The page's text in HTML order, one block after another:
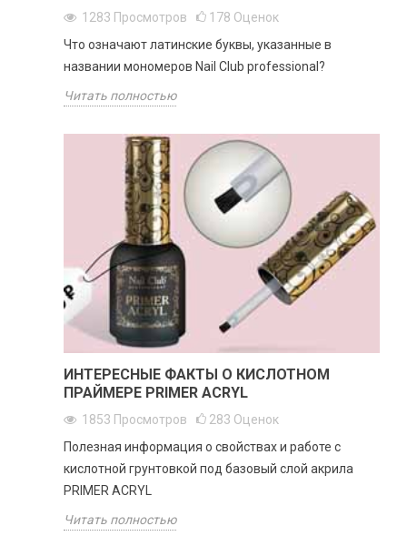
1283 Просмотров 178 Оценок
Что означают латинские буквы, указанные в
названии мономеров Nail Club professional?
Читать полностью
ИНТЕРЕСНЫЕ ФАКТЫ О КИСЛОТНОМ
ПРАЙМЕРЕ PRIMER ACRYL
1853 Просмотров 283 Оценок
Полезная информация о свойствах и работе с
кислотной грунтовкой под базовый слой акрила
PRIMER ACRYL
Читать полностью